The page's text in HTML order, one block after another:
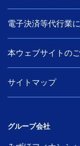
電子決済等代行業
本ウェブサイトの
サイトマップ
グループ会社